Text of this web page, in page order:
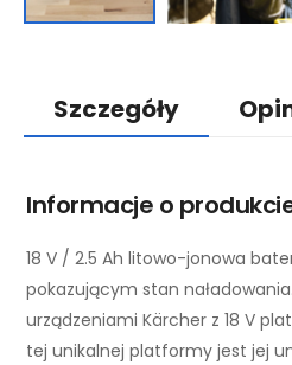
Szczegóły
Informacje o
18 V / 2.5 Ah litowo-jonowa
pokazującym stan
urządzeniami Kärcher z 18 V
tej unikalnej platformy jest jej